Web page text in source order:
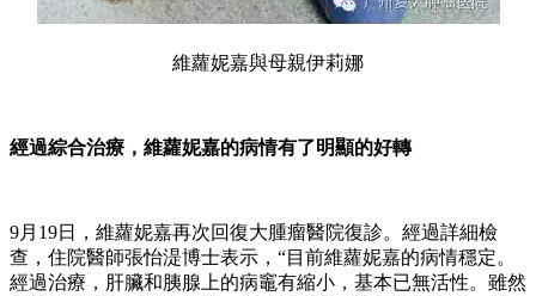
維蘿妮嘉與母親伊莉娜
經過綜合治療，維蘿妮嘉的病情有了明顯的好轉
9月19日，維蘿妮嘉再次回復大腫瘤醫院復診。經過詳細檢
查，住院醫師張怡湜博士表示，“目前維蘿妮嘉的病情穩定。
經過治療，肝臟和胰腺上的病竈有縮小，基本已無活性。雖然